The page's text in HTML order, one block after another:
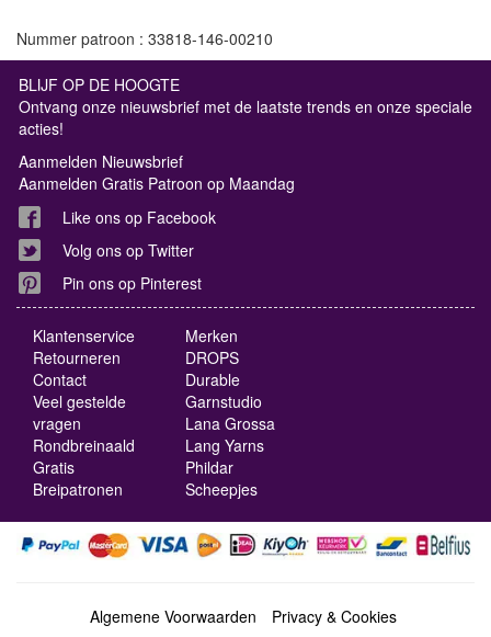
Nummer patroon : 33818-146-00210
BLIJF OP DE HOOGTE
Ontvang onze nieuwsbrief met de laatste trends en onze speciale
acties!
Aanmelden Nieuwsbrief
Aanmelden Gratis Patroon op Maandag
Like ons op Facebook
Volg ons op Twitter
Pin ons op Pinterest
Klantenservice
Retourneren
Contact
Veel gestelde
vragen
Rondbreinaald
Gratis
Breipatronen
Merken
DROPS
Durable
Garnstudio
Lana Grossa
Lang Yarns
Phildar
Scheepjes
Algemene Voorwaarden
Privacy & Cookies